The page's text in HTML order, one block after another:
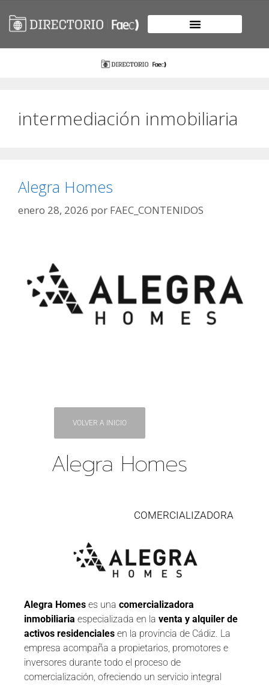
intermediación inmobiliaria
Alegra Homes
enero 28, 2026 por FAEC_CONTENIDOS
VOLVER A INICIO
Alegra Homes
COMERCIALIZADORA
Alegra Homes es una comercializadora
inmobiliaria especializada en la venta y alquiler de
activos residenciales en la provincia de Cádiz. La
empresa acompaña a propietarios, promotores e
inversores durante todo el proceso de
comercialización, ofreciendo un servicio integral